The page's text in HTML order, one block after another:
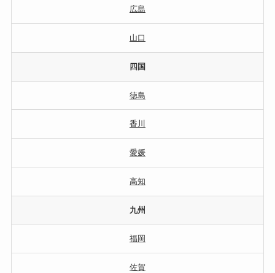
広島
山口
四国
徳島
香川
愛媛
高知
九州
福岡
佐賀